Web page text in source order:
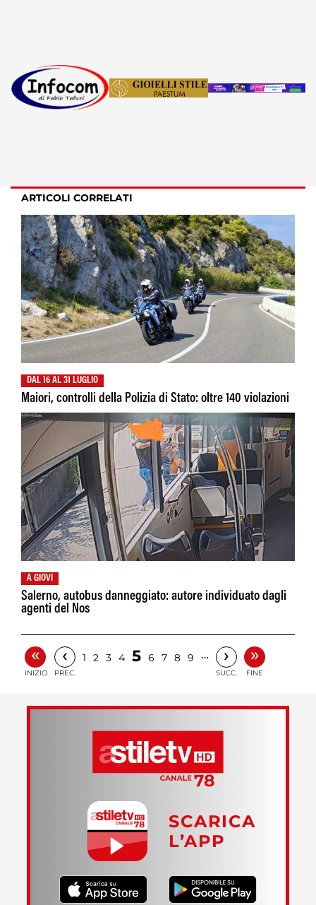
ARTICOLI CORRELATI
DAL 16 AL 31 LUGLIO
Maiori, controlli della Polizia di Stato: oltre 140 violazioni
A GIOVI
Salerno, autobus danneggiato: autore individuato dagli
agenti del Nos
«
INIZIO
‹
PREC.
1 2 3 4 5 6 7 8 9 … ›
SUCC.
»
FINE
SCARICA
L’APP